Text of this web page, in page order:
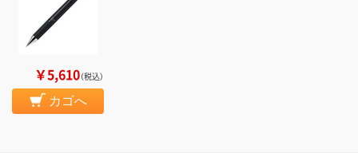
￥5,610（税込）
カゴへ